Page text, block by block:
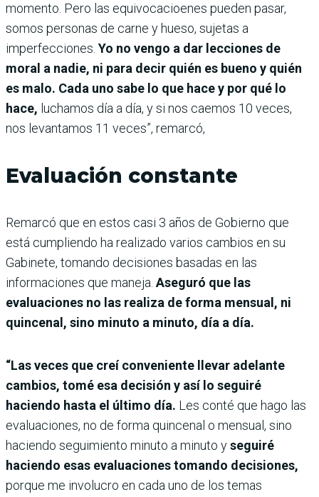
momento. Pero las equivocacioenes pueden pasar,
somos personas de carne y hueso, sujetas a
imperfecciones. Yo no vengo a dar lecciones de
moral a nadie, ni para decir quién es bueno y quién
es malo. Cada uno sabe lo que hace y por qué lo
hace, luchamos día a día, y si nos caemos 10 veces,
nos levantamos 11 veces”, remarcó,
Evaluación constante
Remarcó que en estos casi 3 años de Gobierno que
está cumpliendo ha realizado varios cambios en su
Gabinete, tomando decisiones basadas en las
informaciones que maneja. Aseguró que las
evaluaciones no las realiza de forma mensual, ni
quincenal, sino minuto a minuto, día a día.
“Las veces que creí conveniente llevar adelante
cambios, tomé esa decisión y así lo seguiré
haciendo hasta el último día. Les conté que hago las
evaluaciones, no de forma quincenal o mensual, sino
haciendo seguimiento minuto a minuto yseguiré
haciendo esas evaluaciones tomando decisiones,
porque me involucro en cada uno de los temas